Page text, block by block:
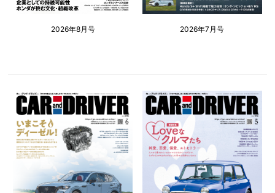
2026年8月号 2026年7月号